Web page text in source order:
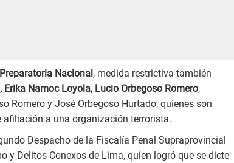
Nacional , medida restrictiva también
Erika Namoc Loyola, Lucio Orbegoso Romero,
Romero y José Orbegoso Hurtado, quienes son
a una organización terrorista.
Despacho de la Fiscalía Penal Supraprovincial
y Delitos Conexos de Lima, quien logró que se dicte